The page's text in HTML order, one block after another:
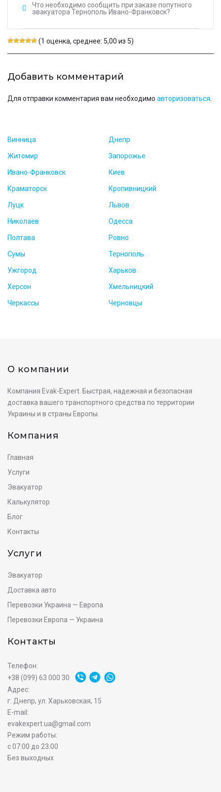
Винница Днепр
Житомир Запорожье
Ивано-Франковск Киев
Краматорск Кропивницкий
Луцк Львов
Николаев Одесса
Полтава Ровно
Сумы Тернополь
Ужгород Харьков
Херсон Хмельницкий
Черкассы Черновцы
Что необходимо сообщить при заказе попутного
эвакуатора Тернополь Ивано-Франковск?
(1 оценка, среднее: 5,00 из 5)
Добавить комментарий
Для отправки комментария вам необходимо авторизоваться
О компании
Компания Evak-Expert. Быстрая, надежная и безопасная
доставка вашего транспортного средства по территории
Украины и в страны Европы.
Компания
Главная
Услуги
Эвакуатор
Калькулятор
Блог
Контакты
Услуги
Эвакуатор
Доставка авто
Перевозки Украина — Европа
Перевозки Европа — Украина
Контакты
Телефон:
+38 (099) 63 000 30
Адрес:
г. Днепр, ул. Харьковская, 15
E-mail:
evakexpert.ua@gmail.com
Режим работы:
с 07:00 до 23:00
Без выходных